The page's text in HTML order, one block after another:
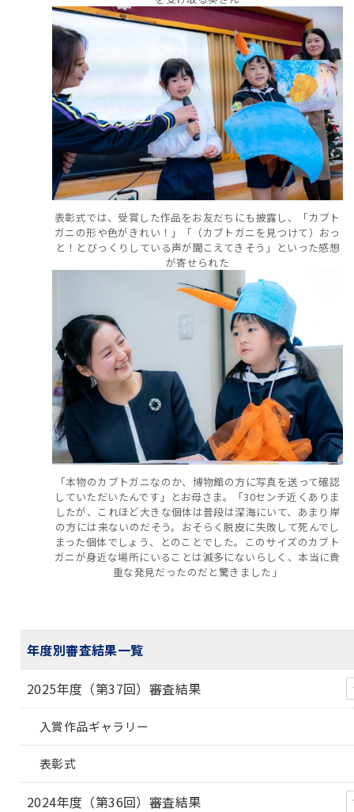
表彰式では、受賞した作品をお友だちにも披露し、「カブト
ガニの形や色がきれい！」「（カブトガニを見つけて）おっ
と！とびっくりしている声が聞こえてきそう」といった感想
が寄せられた
「本物のカブトガニなのか、博物館の方に写真を送って確認
していただいたんです」とお母さま。「30センチ近くありま
したが、これほど大きな個体は普段は深海にいて、あまり岸
の方には来ないのだそう。おそらく脱皮に失敗して死んでし
まった個体でしょう、とのことでした。このサイズのカブト
ガニが身近な場所にいることは滅多にないらしく、本当に貴
重な発見だったのだと驚きました」
年度別審査結果一覧
2025年度（第37回）審査結果
入賞作品ギャラリー
表彰式
2024年度（第36回）審査結果